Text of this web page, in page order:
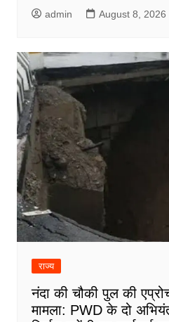
admin August 8, 2026
राज्य
नंदा की चौकी पुल की
मामला: PWD के दो